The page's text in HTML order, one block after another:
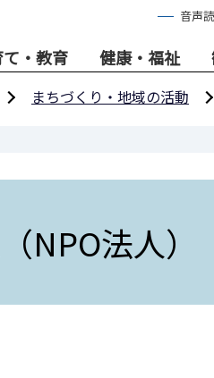
音声
・教育 健康・福祉
まちづくり・地域の活動
NPO法人）